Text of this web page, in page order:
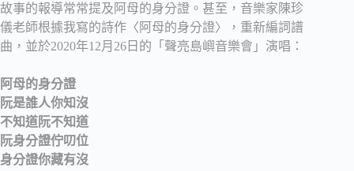
故事的報導常常提及阿母的身分證。甚至，音樂家陳珍
儀老師根據我寫的詩作〈阿母的身分證〉，重新編詞譜
曲，並於2020年12月26日的「聲亮島嶼音樂會」演唱：
阿母的身分證
阮是誰人你知沒
不知道阮不知道
阮身分證佇叨位
身分證你藏有沒